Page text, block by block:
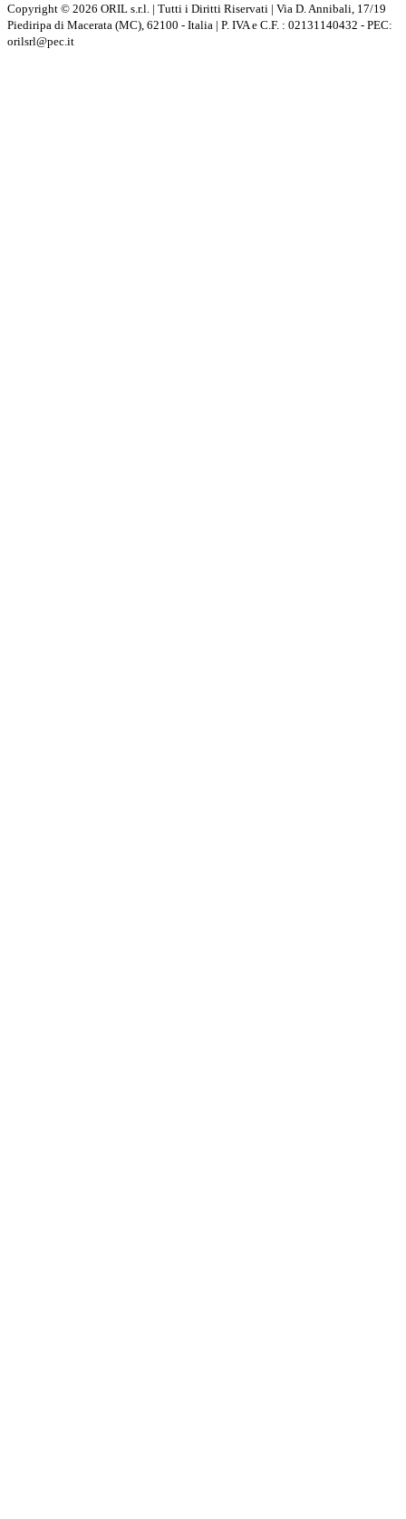
Copyright © 2026 ORIL s.r.l. | Tutti i Diritti Riservati | Via D. Annibali, 17/19
Piediripa di Macerata (MC), 62100 - Italia | P. IVA e C.F. : 02131140432 - PEC:
orilsrl@pec.it